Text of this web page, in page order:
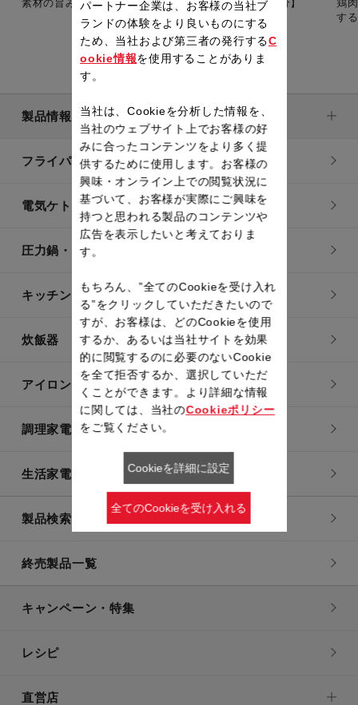
素材の旨みを楽しめる煮込み料理。 【準備時間：15分】 鶏
製品情報
フライパン・鍋
電気ケトル
圧力鍋・電気圧力鍋
キッチン用品
炊飯器
アイロン・衣類スチーマー
調理家電
生活家電
製品検索一覧
終売製品一覧
キャンペーン・特集
レシピ
直営店
パートナー企業は、お客様の当社ブ
ランドの体験をより良いものにする
ため、当社および第三者の発行するC
ookie情報を使用することがありま
す。
当社は、Cookieを分析した情報を、
当社のウェブサイト上でお客様の好
みに合ったコンテンツをより多く提
供するために使用します。お客様の
興味・オンライン上での閲覧状況に
基づいて、お客様が実際にご興味を
持つと思われる製品のコンテンツや
広告を表示したいと考えておりま
す。
もちろん、”全てのCookieを受け入れ
る”をクリックしていただきたいので
すが、お客様は、どのCookieを使用
するか、あるいは当社サイトを効果
的に閲覧するのに必要のないCookie
を全て拒否するか、選択していただ
くことができます。より詳細な情報
に関しては、当社のCookieポリシー
をご覧ください。
Cookieを詳細に設定
全てのCookieを受け入れる